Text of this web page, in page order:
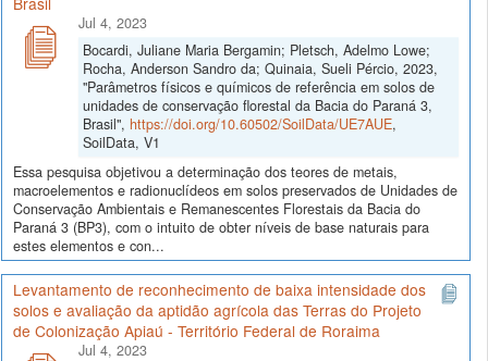
Jul 4, 2023
Bocardi, Juliane Maria Bergamin; Pletsch, Adelmo Lowe;
Rocha, Anderson Sandro da; Quinaia, Sueli Pércio, 2023,
"Parâmetros físicos e químicos de referência em solos de
unidades de conservação florestal da Bacia do Paraná 3,
Brasil", https://doi.org/10.60502/SoilData/UE7AUE,
SoilData, V1
Essa pesquisa objetivou a determinação dos teores de metais,
macroelementos e radionuclídeos em solos preservados de Unidades de
Conservação Ambientais e Remanescentes Florestais da Bacia do
Paraná 3 (BP3), com o intuito de obter níveis de base naturais para
estes elementos e con...
Levantamento de reconhecimento de baixa intensidade dos
solos e avaliação da aptidão agrícola das Terras do Projeto
de Colonização Apiaú - Território Federal de Roraima
Jul 4, 2023